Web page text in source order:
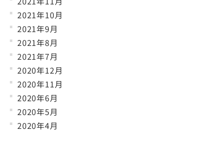
2021年10月
2021年9月
2021年8月
2021年7月
2020年12月
2020年11月
2020年6月
2020年5月
2020年4月